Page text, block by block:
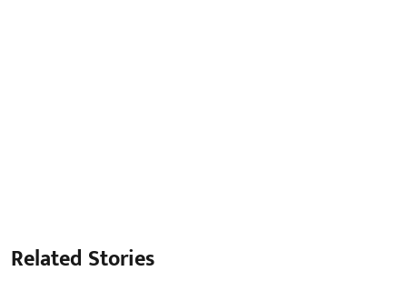
Related Stories